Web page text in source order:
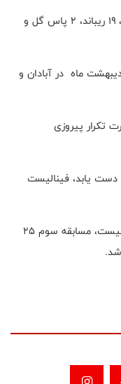
ارسلان کاظمی بازیکن ذوب آهن با ۵ امتیاز، ۱۹ ریباند، ۲ پاس گل و
دوم مرحله نیمه نهایی جمعه ۱۵ اردیبهشت ماه در آبادان و
تکرار پیروزی
یابد، فینالیست
در صورت نیاز به بازی سوم برای تعیین فینالیست، مسابقه سوم ۲۵